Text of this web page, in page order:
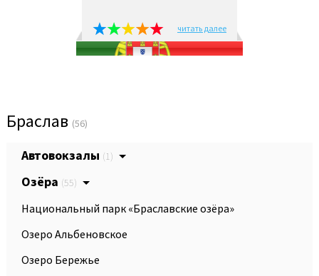
читать далее
Браслав (56)
Автовокзалы (1)
Озёра (55)
Национальный парк «Браславские озёра»
Озеро Альбеновское
Озеро Бережье